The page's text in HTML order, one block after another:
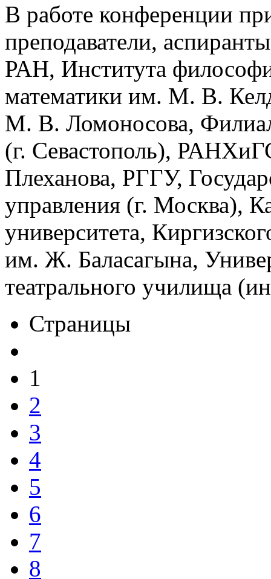
В работе конференции
преподаватели,
РАН, Института
математики им. М. В.
М. В. Ломоносова,
(г. Севастополь),
Плеханова, РГГУ,
управления (г. Москва),
университета,
им. Ж. Баласагына,
театрального училища
Страницы
1
2
3
4
5
6
7
8